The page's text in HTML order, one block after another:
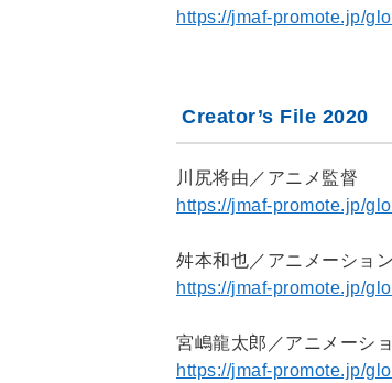
https://jmaf-promote.jp/
Creator’s File 2020
川尻将由／アニメ監督
https://jmaf-promote.jp/
舛本和也／アニメーショ
https://jmaf-promote.jp/
宮嶋龍太郎／アニメーシ
https://jmaf-promote.jp/